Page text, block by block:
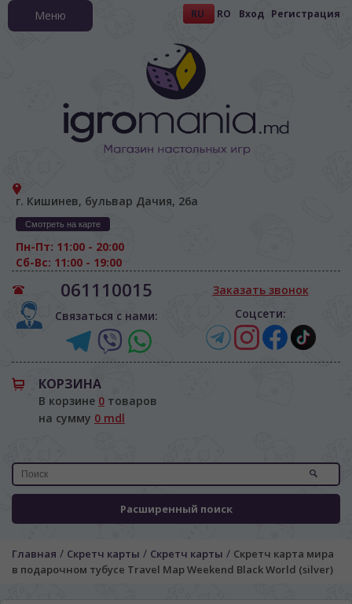
RU RO Вход Регистрация
г. Кишинев, бульвар Дачия, 26а
Смотреть на карте
Пн-Пт: 11:00 - 20:00
Сб-Вс: 11:00 - 19:00
061110015
Связаться с нами:
Заказать звонок
Соцсети:
КОРЗИНА
В корзине 0 товаров
на сумму 0 mdl
Расширенный поиск
Меню
Главная / Скретч карты / Скретч карты / Скретч карта мира
в подарочном тубусе Travel Map Weekend Black World (silver)